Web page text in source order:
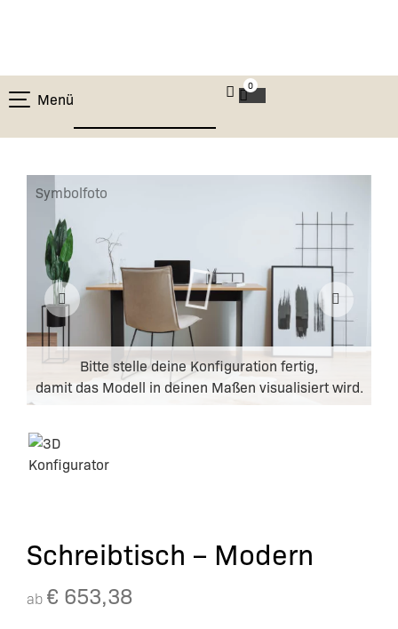
Menü
0
Symbolfoto
Bitte stelle deine Konfiguration fertig,
damit das Modell in deinen Maßen visualisiert wird.
Schreibtisch – Modern
ab € 653,38